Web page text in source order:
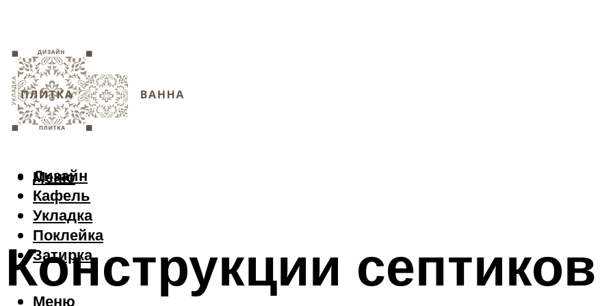
Дизайн
Кафель
Укладка
Поклейка
Затирка
Меню
Меню
Конструкции септиков